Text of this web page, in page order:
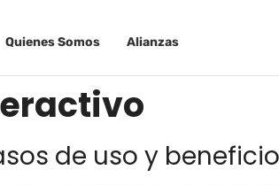
Quienes Somos Alianzas
de uso y